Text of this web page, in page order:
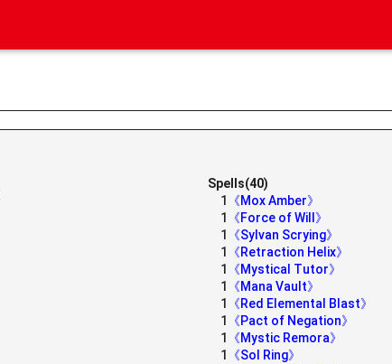
Spells(40)
1
《Mox Amber》
1
《Force of Will》
1
《Sylvan Scrying》
1
《Retraction Helix》
1
《Mystical Tutor》
1
《Mana Vault》
1
《Red Elemental Blast》
1
《Pact of Negation》
1
《Mystic Remora》
1
《Sol Ring》